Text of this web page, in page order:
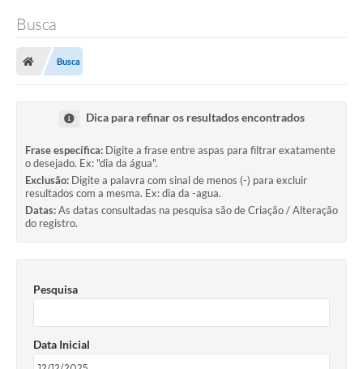
Busca
Busca
Dica para refinar os resultados encontrados
Frase específica: Digite a frase entre aspas para filtrar exatamente
o desejado. Ex: "dia da água".
Exclusão: Digite a palavra com sinal de menos (-) para excluir
resultados com a mesma. Ex: dia da -agua.
Datas:As datas consultadas na pesquisa são de Criação / Alteração
do registro.
Pesquisa
Data Inicial